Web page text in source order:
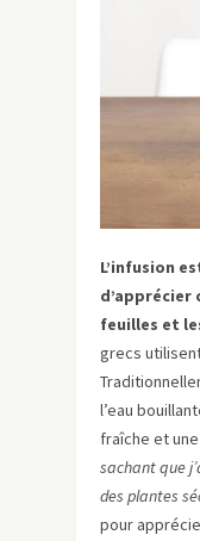
L’infusion
d’apprécier
feuilles et
grecs
l’eau
fraîche et
sachant que
des plantes
pour